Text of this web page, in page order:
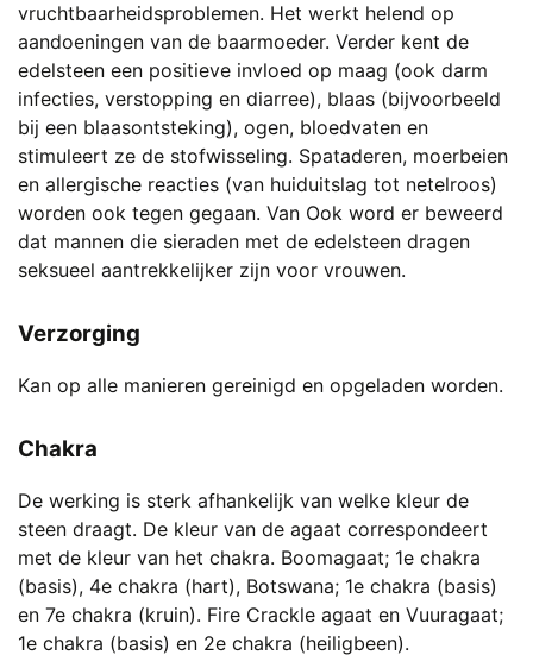
vruchtbaarheidsproblemen. Het werkt helend op
aandoeningen van de baarmoeder. Verder kent de
edelsteen een positieve invloed op maag (ook darm
infecties, verstopping en diarree), blaas (bijvoorbeeld
bij een blaasontsteking), ogen, bloedvaten en
stimuleert ze de stofwisseling. Spataderen, moerbeien
en allergische reacties (van huiduitslag tot netelroos)
worden ook tegen gegaan. Van Ook word er beweerd
dat mannen die sieraden met de edelsteen dragen
seksueel aantrekkelijker zijn voor vrouwen.
Verzorging
Kan op alle manieren gereinigd en opgeladen worden.
Chakra
De werking is sterk afhankelijk van welke kleur de
steen draagt. De kleur van de agaat correspondeert
met de kleur van het chakra. Boomagaat; 1e chakra
(basis), 4e chakra (hart), Botswana; 1e chakra (basis)
en 7e chakra (kruin). Fire Crackle agaat en Vuuragaat;
1e chakra (basis) en 2e chakra (heiligbeen).